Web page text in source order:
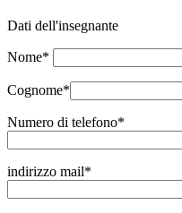
Dati dell'insegnante
Nome*
Cognome*
Numero di telefono*
indirizzo mail*